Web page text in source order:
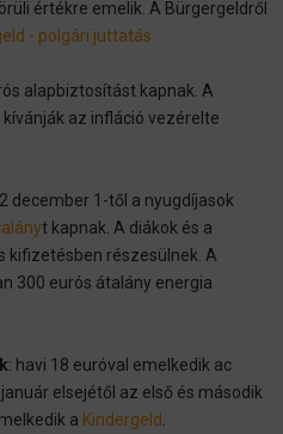
értékre emelik. A Bürgergeldről
- polgári juttatás
alapbiztosítást kapnak. A
az infláció vezérelte
december 1-től a nyugdíjasok
t kapnak. A diákok és a
kifizetésben részesülnek. A
300 eurós átalány energia
: havi 18 euróval emelkedik ac
elsejétől az első és második
a Kindergeld